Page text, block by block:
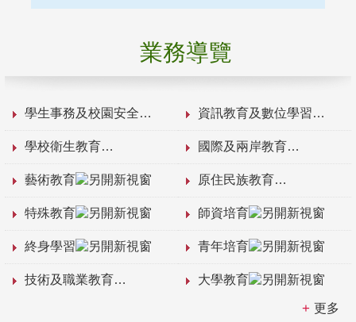
業務導覽
學生事務及校園安全 資訊教育及數位學習
學校衛生教育 國際及兩岸教育
藝術教育 原住民族教育
特殊教育 師資培育
終身學習 青年培育
技術及職業教育 大學教育
更多